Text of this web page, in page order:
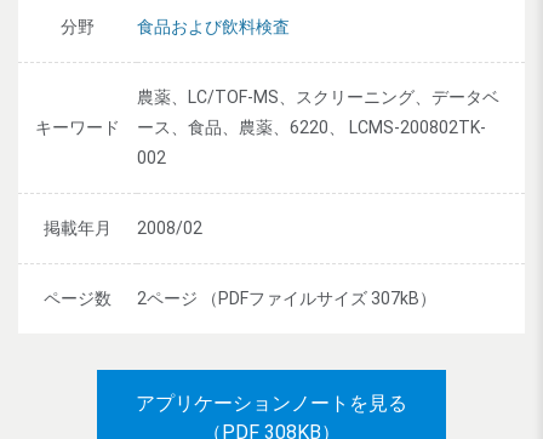
分野 食品および飲料検査
キーワード
農薬、LC/TOF-MS、スクリーニング、データベ
ース、食品、農薬、6220、 LCMS-200802TK-
002
掲載年月 2008/02
ページ数 2ページ （PDFファイルサイズ 307kB）
アプリケーションノートを見る
（PDF 308KB）